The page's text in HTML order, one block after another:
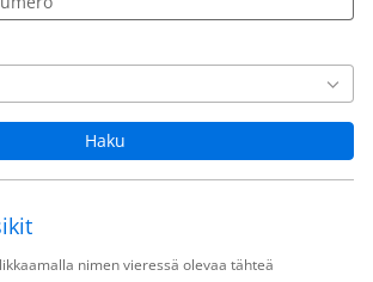
Haku
nimen vieressä olevaa tähteä